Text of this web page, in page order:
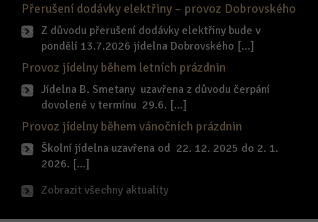
Přerušení dodávky elektřiny – provoz Dobrovského
Z důvodu přerušení dodávky elektřiny bude v
pondělí 13.7.2026 jídelna Dobrovského […]
Provoz jídelny během letních prázdnin
Jídelna B. Smetany uzavřena z důvodu čerpání
dovolené v termínu 29.6. […]
Provoz jídelny během vánočních prázdnin
Školní jídelna uzavřena od 22. 12. 2025 do 2. 1.
2026. […]
Zobrazit všechny aktuality